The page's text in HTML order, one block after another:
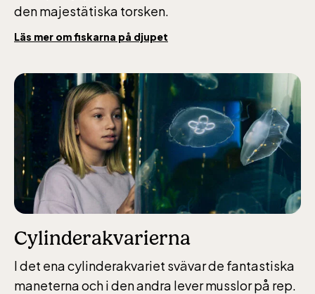
den majestätiska torsken.
Läs mer om fiskarna på djupet
Cylinderakvarierna
I det ena cylinderakvariet svävar de fantastiska
maneterna och i den andra lever musslor på rep.
entrén
jan-mars vardagar 10-15, helger 10-16, april
alla dagar 10-16, maj-september 10-18,
oktober-december vardagar 10-15 helger
10-16
Bergbanan